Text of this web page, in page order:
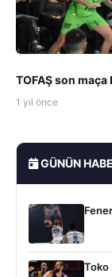
TOFAŞ son maça
1 yıl önce
GÜNÜN
Toko